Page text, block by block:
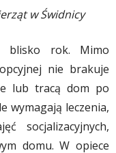
w Świdnicy
blisko rok. Mimo
nie brakuje
lub tracą dom po
wymagają leczenia,
socjalizacyjnych,
domu. W opiece